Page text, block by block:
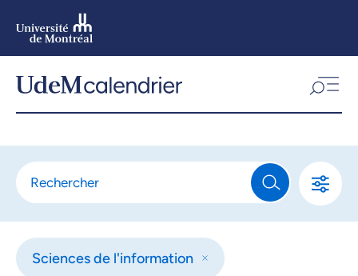
Aller
Sciences de l'information